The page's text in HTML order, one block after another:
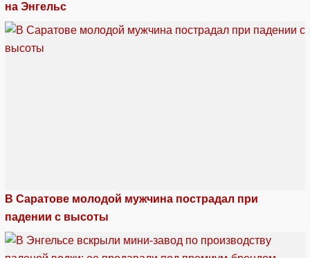
на Энгельс
В Саратове молодой мужчина пострадал при
падении с высоты